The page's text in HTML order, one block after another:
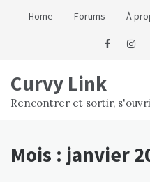
Home Forums À
Curvy Link
Rencontrer et sortir,
Mois : janvier